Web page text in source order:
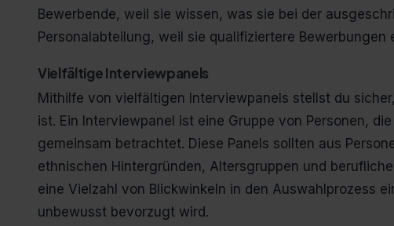
Bewerbende, weil sie wissen, was sie bei der
Personalabteilung, weil sie qualifiziertere Bewerbungen
Vielfältige Interviewpanels
Mithilfe von vielfältigen Interviewpanels stellst du
ist. Ein Interviewpanel ist eine Gruppe von Personen,
gemeinsam betrachtet. Diese Panels sollten aus
ethnischen Hintergründen, Altersgruppen und
eine Vielzahl von Blickwinkeln in den Auswahlprozess
unbewusst bevorzugt wird.